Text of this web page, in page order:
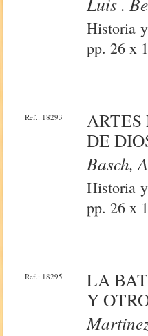
Historia
pp. 26 x
Ref.: 18293
DE
Basch,
Historia
pp. 26 x
Ref.: 18295
LA
Y